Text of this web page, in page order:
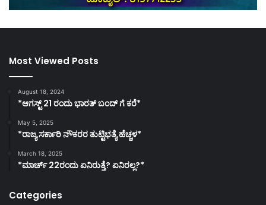
Most Viewed Posts
August 18, 2024
*ಆಗಸ್ಟ್ 21 ರಂದು ಭಾರತ್‌ ಬಂದ್‌ ಗೆ ಕರೆ*
May 5, 2025
*ರಾಜ್ಯ ಸರ್ಕಾರಿ ನೌಕರರ ತುಟ್ಟಿಭತ್ಯೆ ಹೆಚ್ಚಳ*
March 18, 2025
*ಮಾರ್ಚ್ 22ರಂದು ಏನಿರುತ್ತೆ? ಏನಿರಲ್ಲ?*
Categories